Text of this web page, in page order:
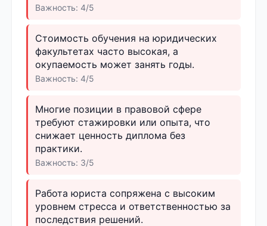
Важность: 4/5
Стоимость обучения на юридических
факультетах часто высокая, а
окупаемость может занять годы.
Важность: 4/5
Многие позиции в правовой сфере
требуют стажировки или опыта, что
снижает ценность диплома без
практики.
Важность: 3/5
Работа юриста сопряжена с высоким
уровнем стресса и ответственностью за
последствия решений.